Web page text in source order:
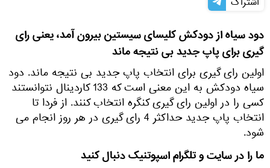
اشتراک
دود سیاه از دودکش کلیسای سیستین بیرون آمد، یعنی رای
گیری برای پاپ جدید بی نتیجه ماند
اولین رای گیری برای انتخاب پاپ جدید بی نتیجه ماند. دود
سیاه دودکش به این معنی است که 133 کاردینال نتوانستند
کسی را در اولین رای گیری کنگره انتخاب کنند. از فردا تا
انتخاب پاپ جدید حداکثر 4 رای گیری در هر روز انجام می
شود.
ما را در سایت و تلگرام اسپوتنیک دنبال کنید